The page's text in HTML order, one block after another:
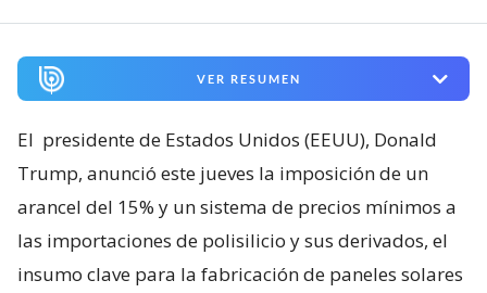
VER RESUMEN
El presidente de Estados Unidos (EEUU), Donald
Trump, anunció este jueves la imposición de un
arancel del 15% y un sistema de precios mínimos a
las importaciones de polisilicio y sus derivados, el
insumo clave para la fabricación de paneles solares